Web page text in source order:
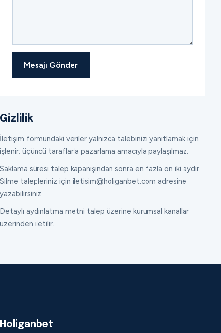
Mesajı Gönder
Gizlilik
İletişim formundaki veriler yalnızca talebinizi yanıtlamak için
işlenir; üçüncü taraflarla pazarlama amacıyla paylaşılmaz.
Saklama süresi talep kapanışından sonra en fazla on iki aydır.
Silme talepleriniz için iletisim@holiganbet.com adresine
yazabilirsiniz.
Detaylı aydınlatma metni talep üzerine kurumsal kanallar
üzerinden iletilir.
Holiganbet